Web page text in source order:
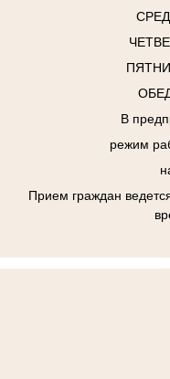
В
режим
Прием граждан